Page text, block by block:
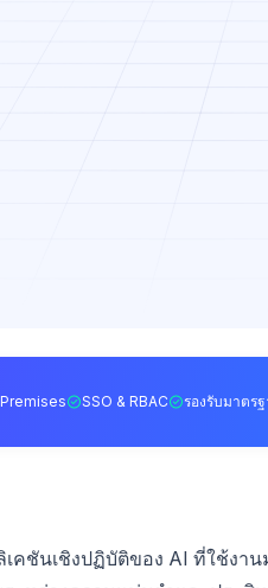
SSO & RBAC รองรับมาตร
คชันเชิงปฏิบัติของ AI ที่ใช้งา